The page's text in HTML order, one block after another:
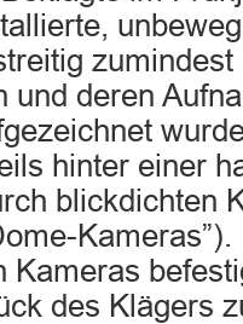
und deren
hinter einer
blickdichten
Kameras
des Klägers